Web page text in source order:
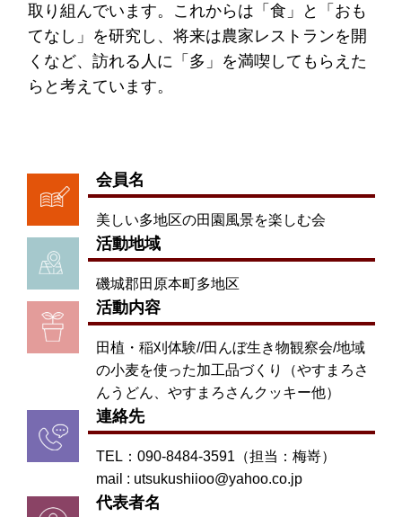
取り組んでいます。これからは「食」と「おも
てなし」を研究し、将来は農家レストランを開
くなど、訪れる人に「多」を満喫してもらえた
らと考えています。
会員名
美しい多地区の田園風景を楽しむ会
活動地域
磯城郡田原本町多地区
活動内容
田植・稲刈体験//田んぼ生き物観察会/地域
の小麦を使った加工品づくり（やすまろさ
んうどん、やすまろさんクッキー他）
連絡先
TEL：090-8484-3591（担当：梅嵜）
mail : utsukushiioo@yahoo.co.jp
代表者名